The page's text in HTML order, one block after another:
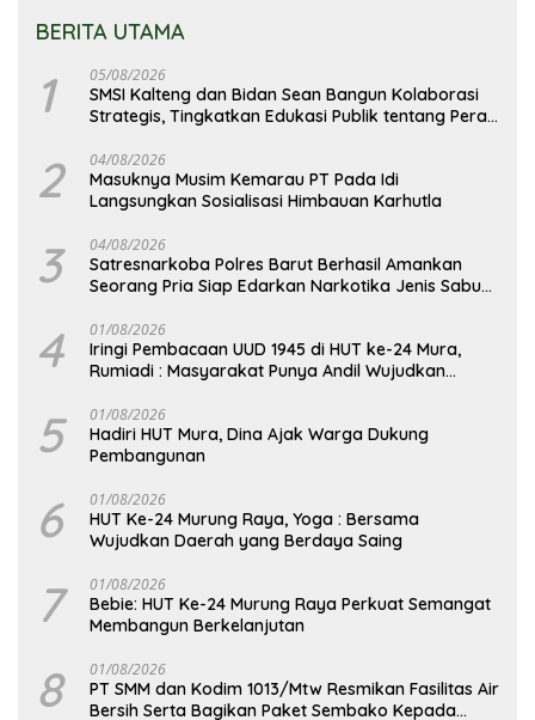
BERITA UTAMA
1 05/08/2026
SMSI Kalteng dan Bidan Sean Bangun Kolaborasi
Strategis, Tingkatkan Edukasi Publik tentang Peran
2 04/08/2026
Masuknya Musim Kemarau PT Pada Idi
Langsungkan Sosialisasi Himbauan Karhutla
3 04/08/2026
Satresnarkoba Polres Barut Berhasil Amankan
Seorang Pria Siap Edarkan Narkotika Jenis Sabu
4 01/08/2026
Iringi Pembacaan UUD 1945 di HUT ke-24 Mura,
Rumiadi : Masyarakat Punya Andil Wujudkan
5 01/08/2026
Hadiri HUT Mura, Dina Ajak Warga Dukung
Pembangunan
6 01/08/2026
HUT Ke-24 Murung Raya, Yoga : Bersama
Wujudkan Daerah yang Berdaya Saing
7 01/08/2026
Bebie: HUT Ke-24 Murung Raya Perkuat Semangat
Membangun Berkelanjutan
8 01/08/2026
PT SMM dan Kodim 1013/Mtw Resmikan Fasilitas Air
Bersih Serta Bagikan Paket Sembako Kepada